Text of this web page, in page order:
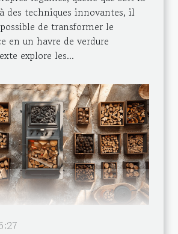
des techniques innovantes, il
de transformer le
en un havre de verdure
explore les...